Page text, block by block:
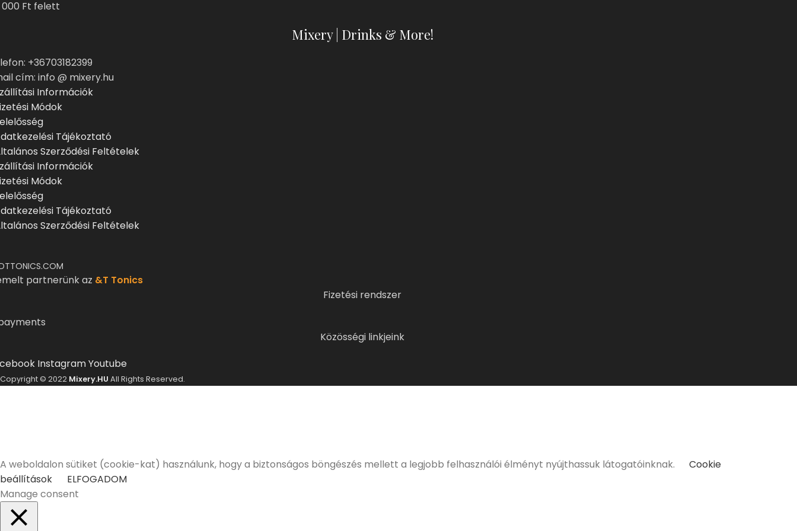
000 Ft felett
Mixery | Drinks & More!
+36703182399
cím: info @ mixery.hu
Információk
Módok
Tájékoztató
Szerződési Feltételek
Információk
Módok
Tájékoztató
Szerződési Feltételek
partnerünk az &T Tonics
Fizetési rendszer
Közösségi linkjeink
InstagramYoutube
Copyright © 2022 Mixery.HU All Rights Reserved.
A weboldalon sütiket (cookie-kat) használunk, hogy a biztonságos böngészés mellett a legjobb felhasználói élményt nyújthassuk látogatóinknak.
Cookie
beállítások
ELFOGADOM
Manage consent